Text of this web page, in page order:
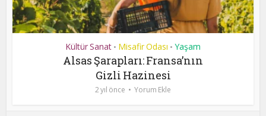
Kültür Sanat • Misafir Odası • Yaşam
Alsas Şarapları: Fransa’nın
Gizli Hazinesi
2 yıl önce Yorum Ekle